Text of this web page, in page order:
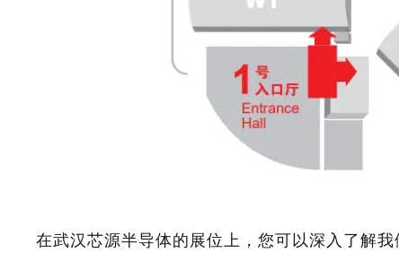
在武汉芯源半导体的展位上，您可以深入了解